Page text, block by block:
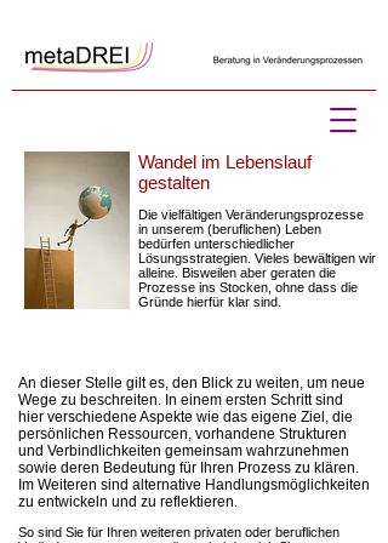
Wandel im Lebenslauf
gestalten
Die vielfältigen Veränderungsprozesse
in unserem (beruflichen) Leben
bedürfen unterschiedlicher
Lösungsstrategien. Vieles bewältigen wir
alleine. Bisweilen aber geraten die
Prozesse ins Stocken, ohne dass die
Gründe hierfür klar sind.
An dieser Stelle gilt es, den Blick zu weiten, um neue
Wege zu beschreiten. In einem ersten Schritt sind
hier verschiedene Aspekte wie das eigene Ziel, die
persönlichen Ressourcen, vorhandene Strukturen
und Verbindlichkeiten gemeinsam wahrzunehmen
sowie deren Bedeutung für Ihren Prozess zu klären.
Im Weiteren sind alternative Handlungsmöglichkeiten
zu entwickeln und zu reflektieren.
So sind Sie für Ihren weiteren privaten oder beruflichen